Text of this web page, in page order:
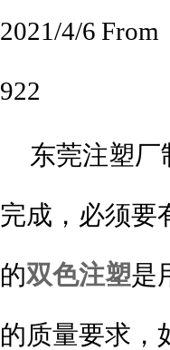
2021/4/6
922
东莞注塑厂
完成，必须要
的双色注塑是
的质量要求，